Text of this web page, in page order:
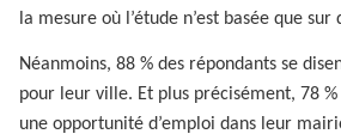
la mesure où l’étude n’est basée que
Néanmoins, 88 % des répondants se
pour leur ville. Et plus précisément, 78
une opportunité d’emploi dans leur